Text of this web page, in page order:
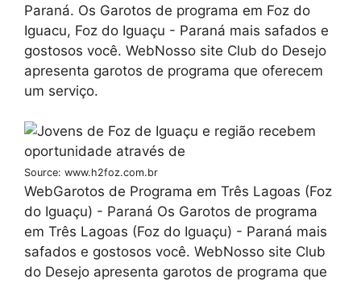
Paraná. Os Garotos de programa em Foz do
Iguacu, Foz do Iguaçu - Paraná mais safados e
gostosos você. WebNosso site Club do Desejo
apresenta garotos de programa que oferecem
um serviço.
Source: www.h2foz.com.br
WebGarotos de Programa em Três Lagoas (Foz
do Iguaçu) - Paraná Os Garotos de programa
em Três Lagoas (Foz do Iguaçu) - Paraná mais
safados e gostosos você. WebNosso site Club
do Desejo apresenta garotos de programa que